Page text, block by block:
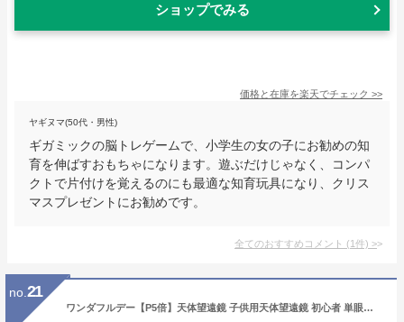
ショップでみる
価格と在庫を楽天でチェック >>
ヤギヌマ(50代・男性)
ギガミックの脳トレゲームで、小学生の女の子にお勧めの知
育を伸ばすおもちゃになります。遊ぶだけじゃなく、コンパ
クトで片付けを覚えるのにも最適な知育玩具になり、クリス
マスプレゼントにお勧めです。
全てのおすすめコメント (1件) >
no. 21
ワンダフルデー【P5倍】天体望遠鏡 子供用天体望遠鏡 初心者 単眼鏡 スマホ撮影 伸縮性のあるアルミ合金の三脚 望遠鏡 天体観測 アウトドア キャンプ 車中泊 天体望遠鏡 おすすめ 入門 入学祝い